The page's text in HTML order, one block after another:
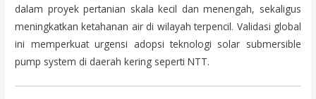
dalam proyek pertanian skala kecil dan menengah, sekaligus
meningkatkan ketahanan air di wilayah terpencil. Validasi global
ini memperkuat urgensi adopsi teknologi solar submersible
pump system di daerah kering seperti NTT.